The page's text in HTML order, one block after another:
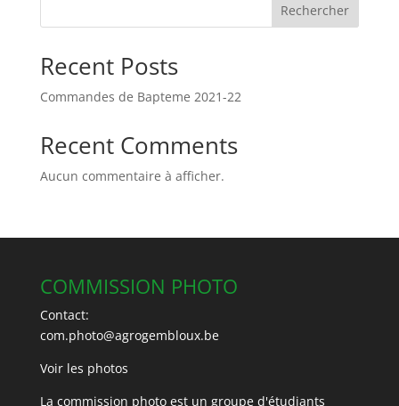
Rechercher
Recent Posts
Commandes de Bapteme 2021-22
Recent Comments
Aucun commentaire à afficher.
COMMISSION PHOTO
Contact:
com.photo@agrogembloux.be
Voir les photos
La commission photo est un groupe d'étudiants